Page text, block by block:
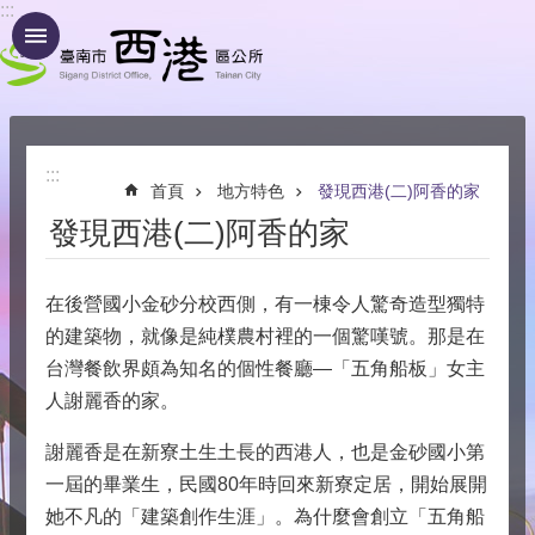
跳到主要內容區塊
:::
:::
首頁 地方特色 發現西港(二)阿香的家
發現西港(二)阿香的家
在後營國小金砂分校西側，有一棟令人驚奇造型獨特
的建築物，就像是純樸農村裡的一個驚嘆號。那是在
台灣餐飲界頗為知名的個性餐廳—「五角船板」女主
人謝麗香的家。
謝麗香是在新寮土生土長的西港人，也是金砂國小第
一屆的畢業生，民國80年時回來新寮定居，開始展開
她不凡的「建築創作生涯」。為什麼會創立「五角船